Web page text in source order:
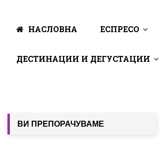
НАСЛОВНА ЕСПРЕСО
ДЕСТИНАЦИИ И ДЕГУСТАЦИИ
ВИ ПРЕПОРАЧУВАМЕ